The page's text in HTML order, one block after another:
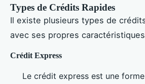
Types de Crédits Rapides
Il existe plusieurs types de
avec ses propres
Crédit Express
Le crédit express est une